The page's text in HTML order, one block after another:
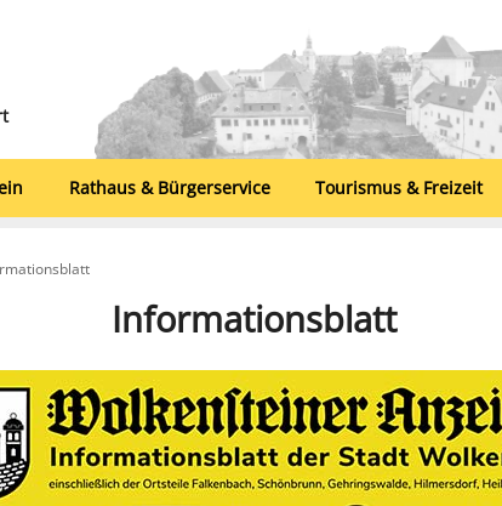
Rathaus & Bürgerservice Tourismus & Freizeit
Informationsblatt